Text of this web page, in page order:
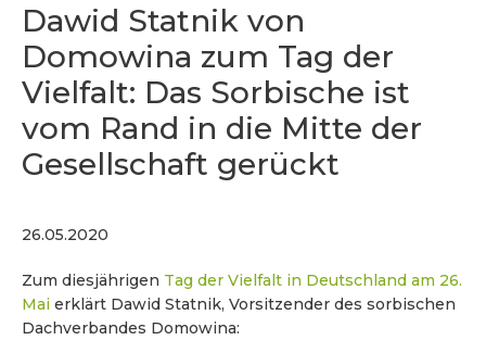
Dawid Statnik von
Domowina zum Tag der
Vielfalt: Das Sorbische ist
vom Rand in die Mitte der
Gesellschaft gerückt
26.05.2020
Zum diesjährigen Tag der Vielfalt in Deutschland am 26.
Mai erklärt Dawid Statnik, Vorsitzender des sorbischen
Dachverbandes Domowina: